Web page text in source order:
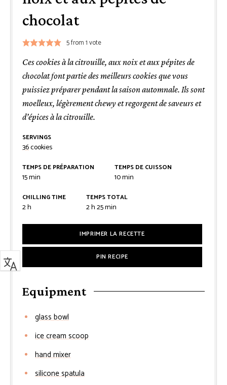
chocolat
5from 1 vote
Ces cookies à la citrouille, aux noix et aux pépites de
chocolat font partie des meilleurs cookies que vous
puissiez préparer pendant la saison automnale. Ils sont
moelleux, légèrement chewy et regorgent de saveurs et
d’épices à la citrouille.
SERVINGS
36cookies
TEMPS DE PRÉPARATION
15minutes
min
TEMPS DE CUISSON
10minutes
min
CHILLING TIME
2heures
h
TEMPS TOTAL
2heures
h25minutes
min
IMPRIMER LA RECETTE
PIN RECIPE
Equipment
glass bowl
ice cream scoop
hand mixer
silicone spatula